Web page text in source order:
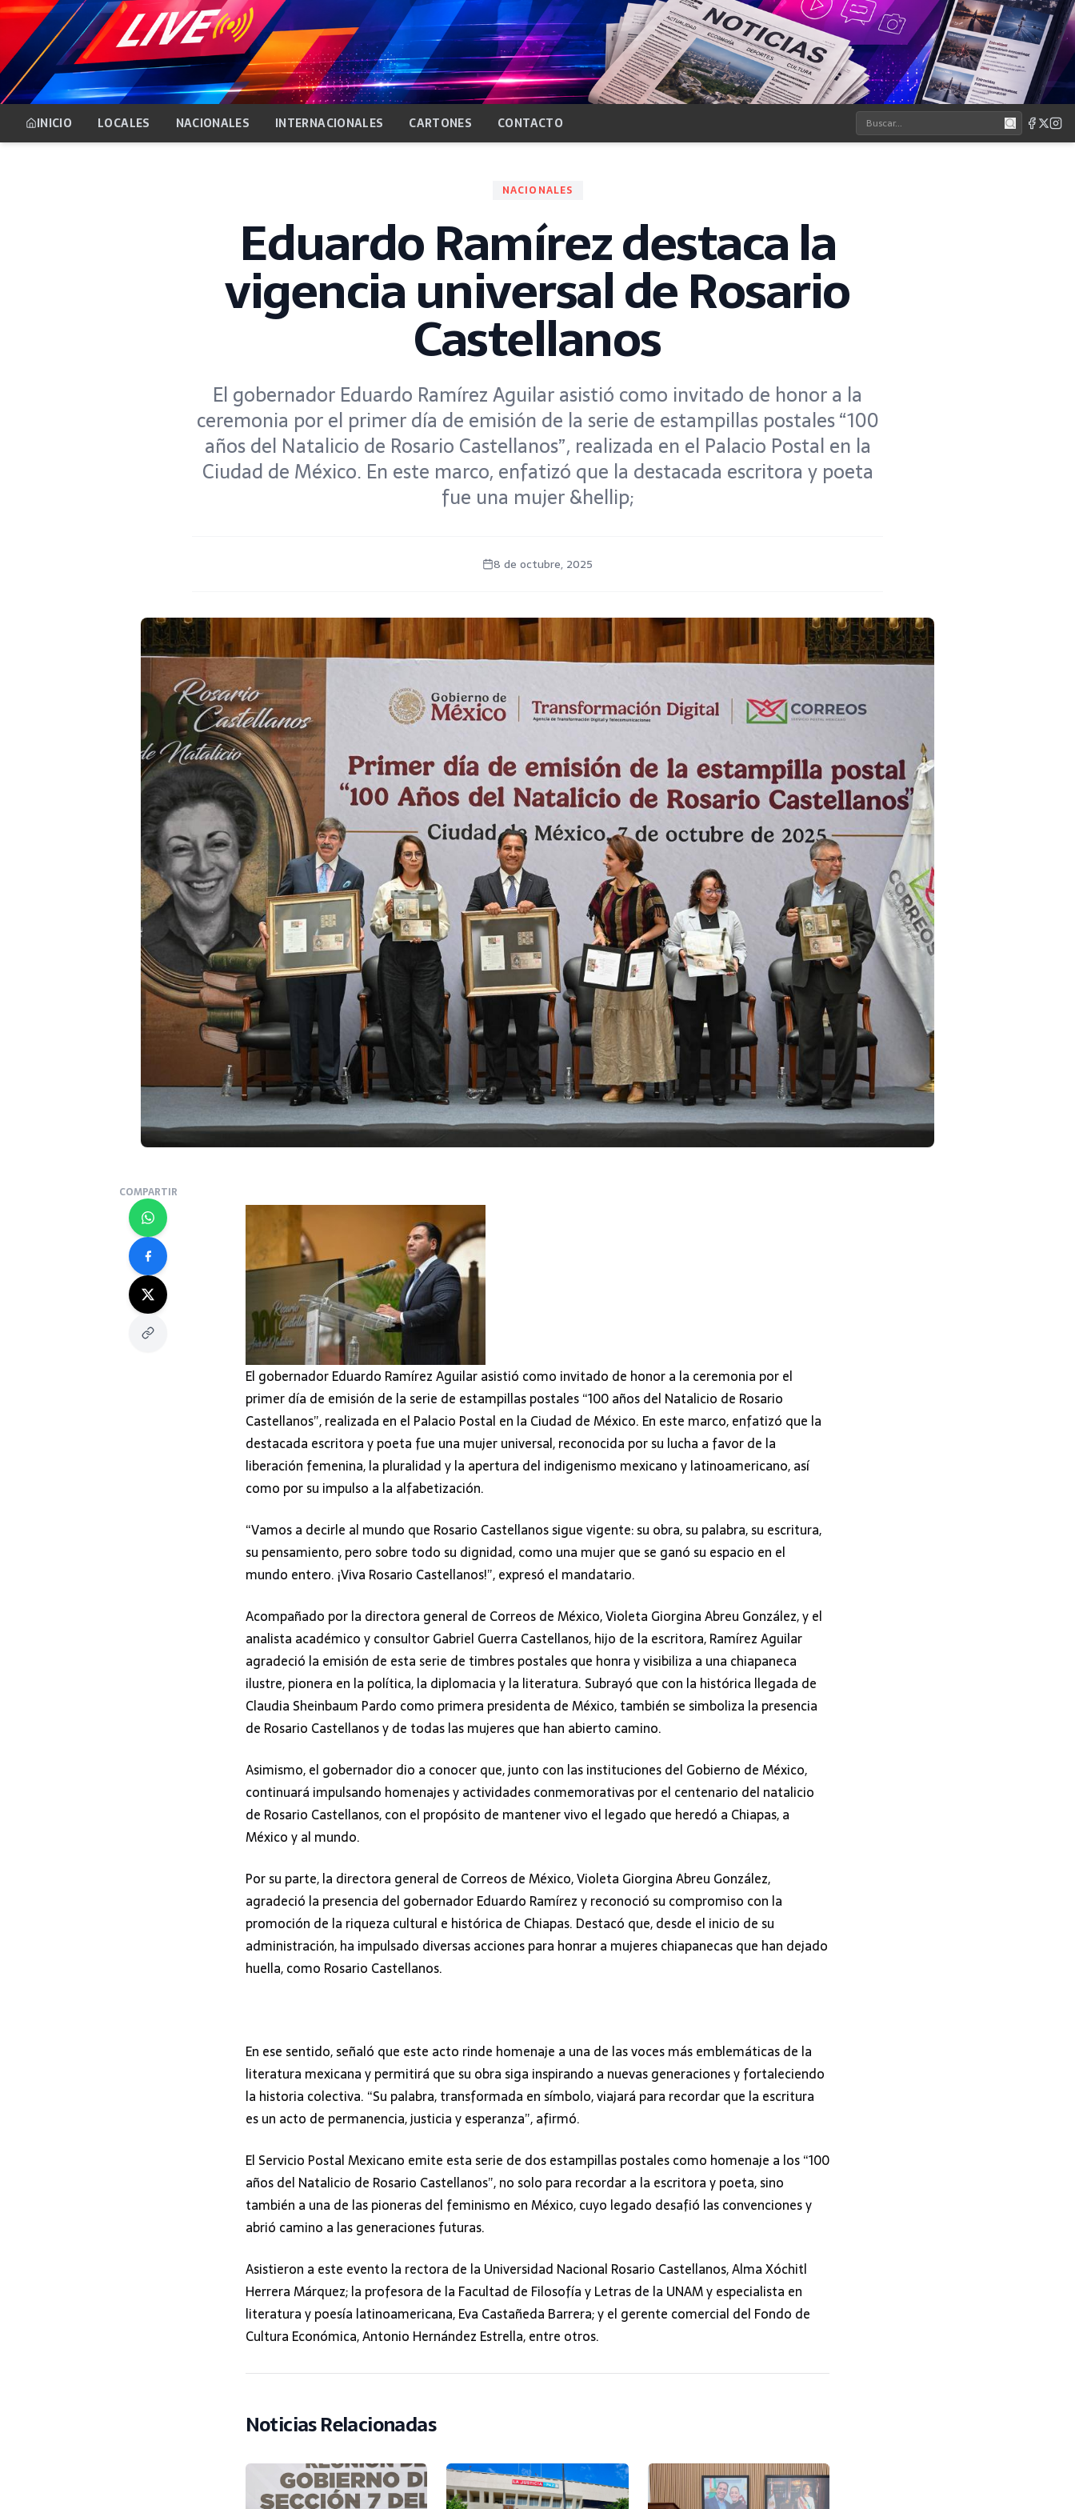
INICIO LOCALES NACIONALES INTERNACIONALES CARTONES CONTACTO
NACIONALES
Eduardo Ramírez destaca la
vigencia universal de Rosario
Castellanos
El gobernador Eduardo Ramírez Aguilar asistió como invitado de honor a la
ceremonia por el primer día de emisión de la serie de estampillas postales “100
años del Natalicio de Rosario Castellanos”, realizada en el Palacio Postal en la
Ciudad de México. En este marco, enfatizó que la destacada escritora y poeta
fue una mujer &hellip;
8 de octubre, 2025
COMPARTIR
El gobernador Eduardo Ramírez Aguilar asistió como invitado de honor a la ceremonia por el
primer día de emisión de la serie de estampillas postales “100 años del Natalicio de Rosario
Castellanos”, realizada en el Palacio Postal en la Ciudad de México. En este marco, enfatizó que la
destacada escritora y poeta fue una mujer universal, reconocida por su lucha a favor de la
liberación femenina, la pluralidad y la apertura del indigenismo mexicano y latinoamericano, así
como por su impulso a la alfabetización.
“Vamos a decirle al mundo que Rosario Castellanos sigue vigente: su obra, su palabra, su escritura,
su pensamiento, pero sobre todo su dignidad, como una mujer que se ganó su espacio en el
mundo entero. ¡Viva Rosario Castellanos!”, expresó el mandatario.
Acompañado por la directora general de Correos de México, Violeta Giorgina Abreu González, y el
analista académico y consultor Gabriel Guerra Castellanos, hijo de la escritora, Ramírez Aguilar
agradeció la emisión de esta serie de timbres postales que honra y visibiliza a una chiapaneca
ilustre, pionera en la política, la diplomacia y la literatura. Subrayó que con la histórica llegada de
Claudia Sheinbaum Pardo como primera presidenta de México, también se simboliza la presencia
de Rosario Castellanos y de todas las mujeres que han abierto camino.
Asimismo, el gobernador dio a conocer que, junto con las instituciones del Gobierno de México,
continuará impulsando homenajes y actividades conmemorativas por el centenario del natalicio
de Rosario Castellanos, con el propósito de mantener vivo el legado que heredó a Chiapas, a
México y al mundo.
Por su parte, la directora general de Correos de México, Violeta Giorgina Abreu González,
agradeció la presencia del gobernador Eduardo Ramírez y reconoció su compromiso con la
promoción de la riqueza cultural e histórica de Chiapas. Destacó que, desde el inicio de su
administración, ha impulsado diversas acciones para honrar a mujeres chiapanecas que han dejado
huella, como Rosario Castellanos.
En ese sentido, señaló que este acto rinde homenaje a una de las voces más emblemáticas de la
literatura mexicana y permitirá que su obra siga inspirando a nuevas generaciones y fortaleciendo
la historia colectiva. “Su palabra, transformada en símbolo, viajará para recordar que la escritura
es un acto de permanencia, justicia y esperanza”, afirmó.
El Servicio Postal Mexicano emite esta serie de dos estampillas postales como homenaje a los “100
años del Natalicio de Rosario Castellanos”, no solo para recordar a la escritora y poeta, sino
también a una de las pioneras del feminismo en México, cuyo legado desafió las convenciones y
abrió camino a las generaciones futuras.
Asistieron a este evento la rectora de la Universidad Nacional Rosario Castellanos, Alma Xóchitl
Herrera Márquez; la profesora de la Facultad de Filosofía y Letras de la UNAM y especialista en
literatura y poesía latinoamericana, Eva Castañeda Barrera; y el gerente comercial del Fondo de
Cultura Económica, Antonio Hernández Estrella, entre otros.
Noticias Relacionadas